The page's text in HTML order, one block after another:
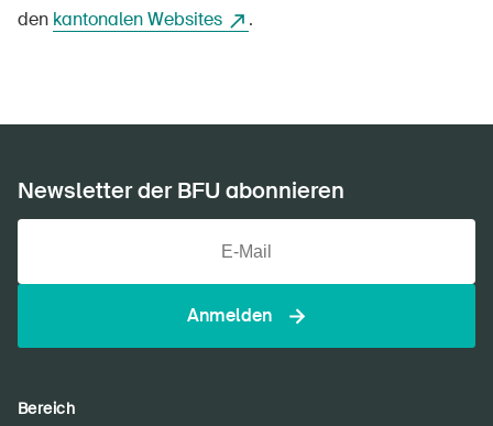
den kantonalen Websites .
Newsletter der BFU abonnieren
Anmelden
Bereich